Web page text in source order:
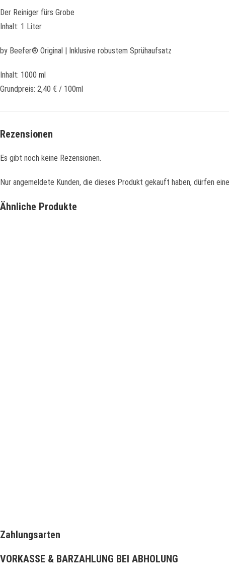
Der Reiniger fürs Grobe
Inhalt: 1 Liter
by Beefer® Original | Inklusive robustem Sprühaufsatz
Inhalt: 1000 ml
Grundpreis: 2,40 € / 100ml
Rezensionen
Es gibt noch keine Rezensionen.
Nur angemeldete Kunden, die dieses Produkt gekauft haben, dürfen
Ähnliche Produkte
Zahlungsarten
VORKASSE & BARZAHLUNG BEI ABHOLUNG